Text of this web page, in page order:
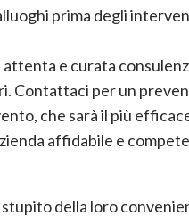
prima degli
e curata
Contattaci per un
che sarà il più
affidabile e
della loro